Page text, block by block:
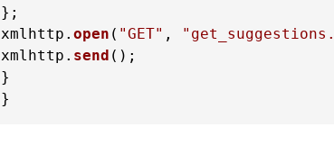
};
xmlhttp. open ( "GET" ,
xmlhttp. send ();
}
}